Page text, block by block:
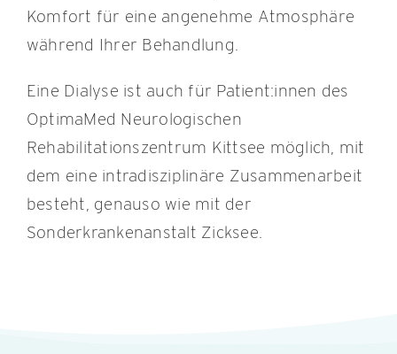
Komfort für eine angenehme Atmosphäre
während Ihrer Behandlung.
Eine Dialyse ist auch für Patient:innen des
OptimaMed Neurologischen
Rehabilitationszentrum Kittsee möglich, mit
dem eine intradisziplinäre Zusammenarbeit
besteht, genauso wie mit der
Sonderkrankenanstalt Zicksee.